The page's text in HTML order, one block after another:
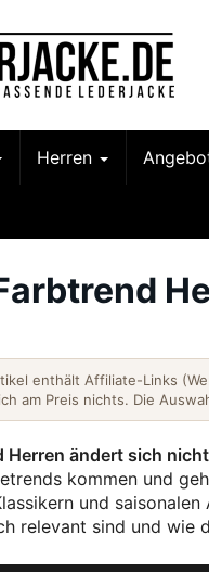
Herren
enthält Affiliate-Links
am Preis nichts. Die
Herren ändert sich
kommen und
und
relevant sind und wie